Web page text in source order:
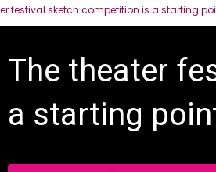
festival sketch competition is a starting
The theater
a starting